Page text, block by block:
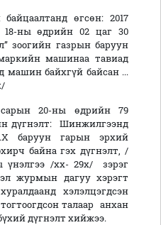
өгсөн: 2017
ны өдрийн 02 цаг 30
зоогийн газрын баруун
машинаа тавиад
машин байхгүй байсан ...
20-ны өдрийн 79
дүгнэлт: Шинжилгээнд
баруун гарын эрхий
байна гэх дүгнэлт, /
үнэлгээ /хх- 29х/ зэрэг
журмын дагуу хэрэгт
хэлэлцэгдсэн
талаар анхан
дүгнэлт хийжээ.